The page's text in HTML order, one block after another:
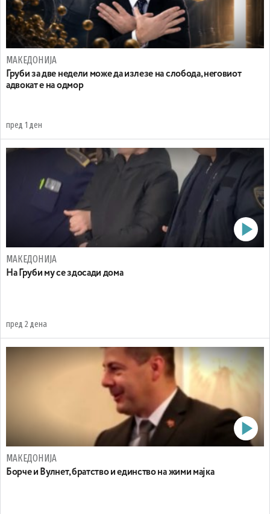
МАКЕДОНИЈА
Груби за две недели може да излезе на слобода, неговиот
адвокат е на одмор
пред 1 ден
МАКЕДОНИЈА
На Груби му се здосади дома
пред 2 дена
МАКЕДОНИЈА
Борче и Вулнет, братство и единство на жими мајка